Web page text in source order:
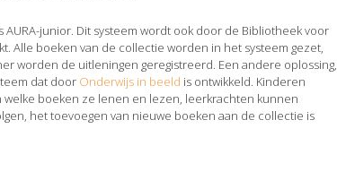
junior. Dit systeem wordt ook door de Bibliotheek voor
Alle boeken van de collectie worden in het systeem gezet,
worden de uitleningen geregistreerd. Een andere oplossing,
dat door Onderwijs in beeld is ontwikkeld. Kinderen
boeken ze lenen en lezen, leerkrachten kunnen
het toevoegen van nieuwe boeken aan de collectie is